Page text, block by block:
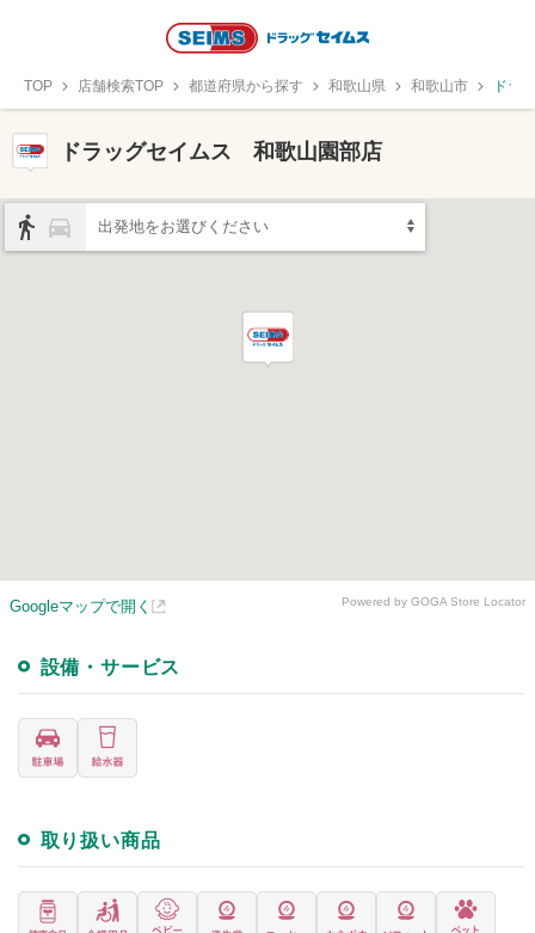
TOP 店舗検索TOP 都道府県から探す 和歌山県 和歌山市 ドラ
ドラッグセイムス 和歌山園部店
出発地をお選びください
Googleマップで開く Powered by GOGA Store Locator
設備・サービス
取り扱い商品